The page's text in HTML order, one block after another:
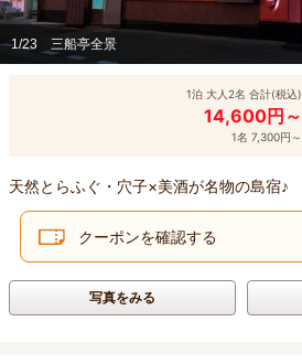
1/23 三船亭全景
1泊 大人2名 合計(税込)
14,600円～
1名 7,300円～
天然とらふぐ・穴子×美酒が名物の島宿♪
クーポンを確認する
写真をみる